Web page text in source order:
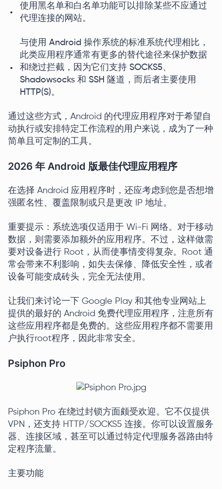
使用黑名单和白名单功能可以排除某些不应通过
代理连接的网站。
与使用 Android 操作系统的标准系统代理相比，
此类应用程序通常有更多的替代途径来保护数据
和绕过拦截，因为它们支持 SOCKS5、
Shadowsocks 和 SSH 隧道，而后者主要使用
HTTP(S)。
通过这些方式，Android 的代理应用程序对于希望自
动执行或安排特定工作流程的用户来说，成为了一种
简单且可定制的工具。
2026 年 Android 版最佳代理应用程序
在选择 Android 应用程序时，还应考虑到您是否想增
强匿名性、覆盖限制或只是更改 IP 地址。
重要提示：系统选项仅适用于 Wi-Fi 网络。对于移动
数据，则需要添加额外的应用程序。不过，这样做需
要对设备进行 Root，从而使事情变得复杂。Root 通
常会带来不利影响，如失去保修、降低安全性，或者
设备可能变成砖头，完全无法使用。
让我们来讨论一下 Google Play 和其他专业网站上
提供的最好的 Android 免费代理应用程序，注意所有
这些应用程序都是免费的。这些应用程序都不需要用
户执行root程序，因此非常安全。
Psiphon Pro
Psiphon Pro 在绕过封锁方面颇受欢迎。它不仅提供
VPN，还支持 HTTP/SOCKS5 连接。你可以设置服务
器、连接区域，甚至可以通过特定代理服务器路由特
定程序流量。
主要功能